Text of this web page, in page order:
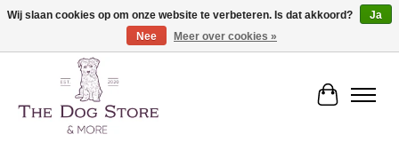
De speciaalzaak in hondenartikelen en meer!
Wij slaan cookies op om onze website te verbeteren. Is dat akkoord?
Ja
Nee
Meer over cookies »